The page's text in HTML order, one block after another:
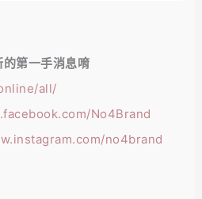
第一手消息唷
all/
No4Brand
no4brand